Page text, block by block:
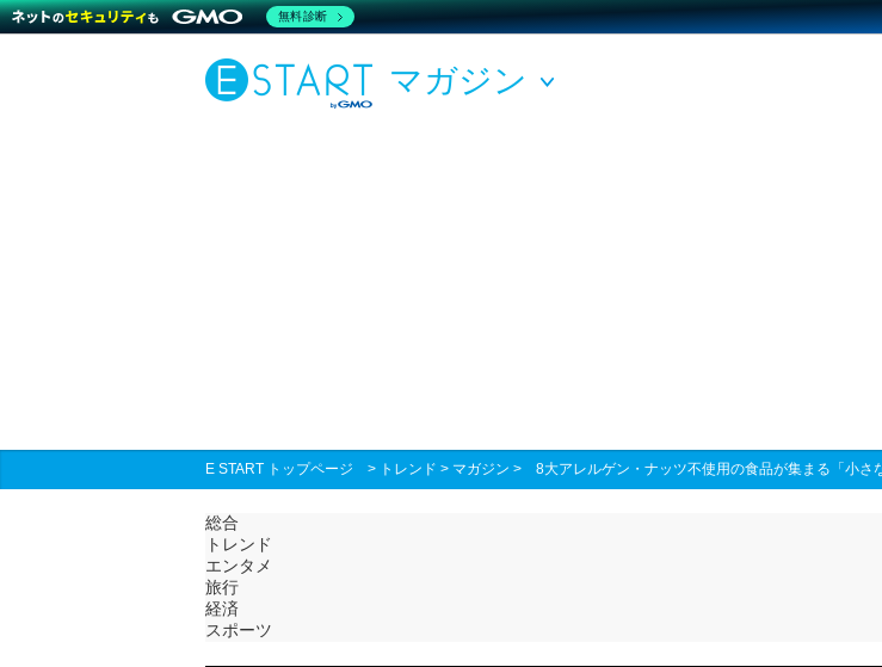
マガジン
E START トップページ > トレンド > マガジン > 8大アレルゲン・ナッツ不使用の食品が集まる「小
総合
トレンド
エンタメ
旅行
経済
スポーツ
無料診断